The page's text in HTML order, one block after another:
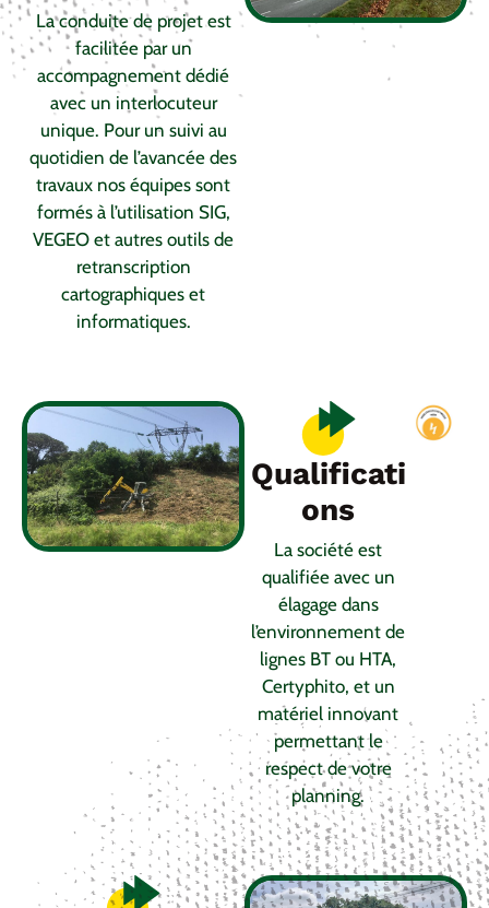
La conduite de projet est
facilitée par un
accompagnement dédié
avec un interlocuteur
unique. Pour un suivi au
quotidien de l’avancée des
travaux nos équipes sont
formés à l’utilisation SIG,
VEGEO et autres outils de
retranscription
cartographiques et
informatiques.
Qualificati
ons
La société est
qualifiée avec un
élagage dans
l’environnement de
lignes BT ou HTA,
Certyphito, et un
matériel innovant
permettant le
respect de votre
planning.